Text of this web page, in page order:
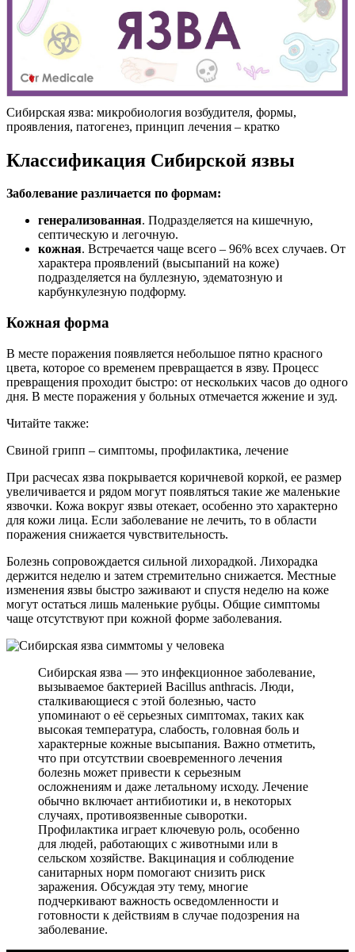
Сибирская язва: микробиология возбудителя, формы,
проявления, патогенез, принцип лечения – кратко
Классификация Сибирской язвы
Заболевание различается по формам:
генерализованная. Подразделяется на кишечную,
септическую и легочную.
кожная. Встречается чаще всего – 96% всех случаев. От
характера проявлений (высыпаний на коже)
подразделяется на буллезную, эдематозную и
карбункулезную подформу.
Кожная форма
В месте поражения появляется небольшое пятно красного
цвета, которое со временем превращается в язву. Процесс
превращения проходит быстро: от нескольких часов до одного
дня. В месте поражения у больных отмечается жжение и зуд.
Читайте также:
Свиной грипп – симптомы, профилактика, лечение
При расчесах язва покрывается коричневой коркой, ее размер
увеличивается и рядом могут появляться такие же маленькие
язвочки. Кожа вокруг язвы отекает, особенно это характерно
для кожи лица. Если заболевание не лечить, то в области
поражения снижается чувствительность.
Болезнь сопровождается сильной лихорадкой. Лихорадка
держится неделю и затем стремительно снижается. Местные
изменения язвы быстро заживают и спустя неделю на коже
могут остаться лишь маленькие рубцы. Общие симптомы
чаще отсутствуют при кожной форме заболевания.
Сибирская язва — это инфекционное заболевание,
вызываемое бактерией Bacillus anthracis. Люди,
сталкивающиеся с этой болезнью, часто
упоминают о её серьезных симптомах, таких как
высокая температура, слабость, головная боль и
характерные кожные высыпания. Важно отметить,
что при отсутствии своевременного лечения
болезнь может привести к серьезным
осложнениям и даже летальному исходу. Лечение
обычно включает антибиотики и, в некоторых
случаях, противоязвенные сыворотки.
Профилактика играет ключевую роль, особенно
для людей, работающих с животными или в
сельском хозяйстве. Вакцинация и соблюдение
санитарных норм помогают снизить риск
заражения. Обсуждая эту тему, многие
подчеркивают важность осведомленности и
готовности к действиям в случае подозрения на
заболевание.